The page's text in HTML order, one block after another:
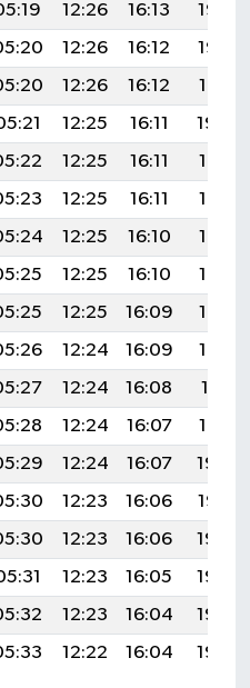
12:26 16:13
19:23
12:26 16:12
19:22
12:26 16:12
19:21
12:25 16:11
19:20
12:25 16:11
19:19
12:25 16:11
19:17
12:25 16:10
19:16
12:25 16:10
19:15
12:25 16:09
19:14
12:24 16:09
19:12
12:24 16:08
19:11
12:24 16:07
19:10
12:24 16:07
19:09
12:23 16:06
19:07
12:23 16:06
19:06
12:23 16:05
19:05
12:23 16:04
19:03
12:22 16:04 19:02